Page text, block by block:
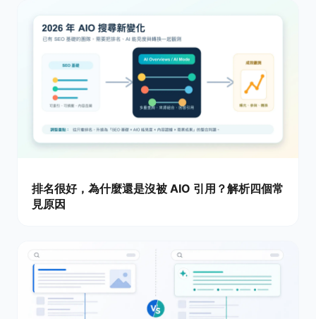
排名很好，為什麼還是沒被 AIO 引用？解析四個常
見原因